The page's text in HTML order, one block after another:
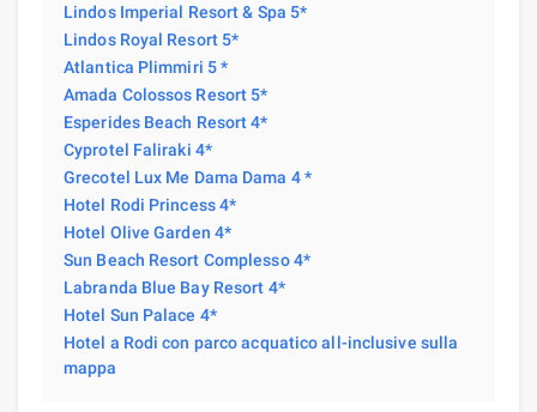
Lindos Imperial Resort & Spa 5*
Lindos Royal Resort 5*
Atlantica Plimmiri 5 *
Amada Colossos Resort 5*
Esperides Beach Resort 4*
Cyprotel Faliraki 4*
Grecotel Lux Me Dama Dama 4 *
Hotel Rodi Princess 4*
Hotel Olive Garden 4*
Sun Beach Resort Complesso 4*
Labranda Blue Bay Resort 4*
Hotel Sun Palace 4*
Hotel a Rodi con parco acquatico all-inclusive sulla
mappa